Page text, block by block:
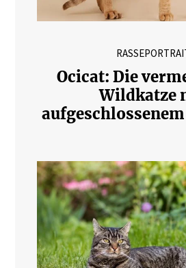
Ocicat: Die
Wildkatze